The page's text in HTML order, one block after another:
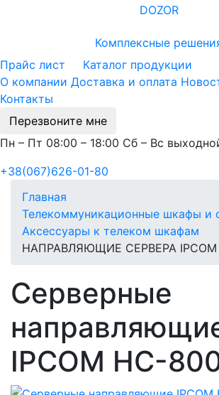
DOZOR
Комплексные
Прайс лист
Каталог продукции
О компании Доставка и оплата
Контакты
Перезвоните мне
Пн – Пт 08:00 – 18:00 Сб – Вс
+38(067)626-01-80
Главная
Телекоммуникационные шкафы и
Аксессуары к телеком шкафам
НАПРАВЛЯЮЩИЕ СЕРВЕРА
Серверные
IPCOM НС-